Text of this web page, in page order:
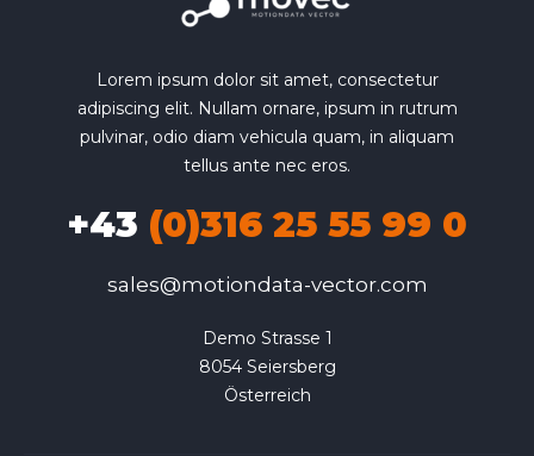
Lorem ipsum dolor sit amet, consectetur
adipiscing elit. Nullam ornare, ipsum in rutrum
pulvinar, odio diam vehicula quam, in aliquam
tellus ante nec eros.
+43 (0)316 25 55 99 0
sales@motiondata-vector.com
Demo Strasse 1
8054 Seiersberg
Österreich